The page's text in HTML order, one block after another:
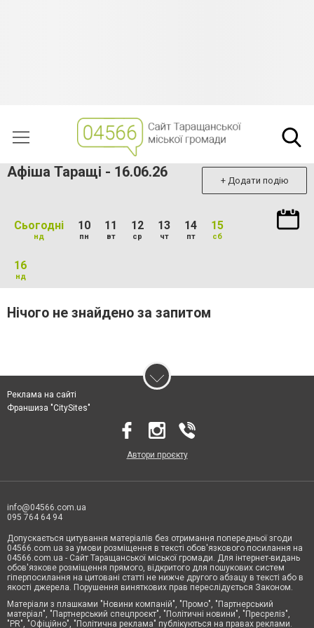
Афіша Таращі - 16.06.26 + Додати подію
Сьогодні
нд
10
пн
11
вт
12
ср
13
чт
14
пт
15
сб
16
нд
Нічого не знайдено за запитом
Реклама на сайті
Франшиза "CitySites"
Автори проєкту
info@04566.com.ua
095 764 64 94
Допускається цитування матеріалів без отримання попередньої згоди
04566.com.ua за умови розміщення в тексті обов'язкового посилання на
04566.com.ua - Cайт Таращанської міської громади. Для інтернет-видань
обов'язкове розміщення прямого, відкритого для пошукових систем
гіперпосилання на цитовані статті не нижче другого абзацу в тексті або в
якості джерела. Порушення виняткових прав переслідується Законом.
Матеріали з плашками "Новини компаній", "Промо", "Партнерський
матеріал", "Партнерський спецпроєкт", "Політичні новини", "Пресреліз",
"PR", "Офіційно", "Політична реклама" публікуються на правах реклами.